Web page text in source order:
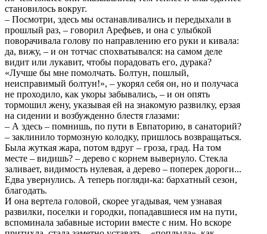
становилось вокруг.
– Посмотри, здесь мы останавливались и передыхали в
прошлый раз, – говорил Арефьев, и она с улыбкой
поворачивала голову по направлению его руки и кивала:
да, вижу, – и он тотчас спохватывался: на самом деле
видит или лукавит, чтобы порадовать его, дурака?
«Лучше бы мне помолчать. Болтун, пошлый,
неисправимый болтун!», – укорял себя он, но и получаса
не проходило, как укоры забывались, – и он опять
тормошил жену, указывая ей на знакомую развилку, ерзая
на сидении и возбужденно блестя глазами:
– А здесь – помнишь, по пути в Евпаторию, в санаторий?
– заклинило тормозную колодку, пришлось возвращаться.
Была жуткая жара, потом вдруг – гроза, град. На том
месте – видишь? – дерево с корнем вывернуло. Стекла
заливает, видимость нулевая, а дерево – поперек дороги...
Едва увернулись. А теперь погляди-ка: бархатный сезон,
благодать.
И она вертела головой, скорее угадывая, чем узнавая
развилки, поселки и городки, попадавшиеся им на пути,
вспоминала забавные истории вместе с ним. Но вскоре